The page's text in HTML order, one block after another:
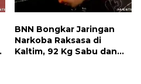
BNN Bongkar Jaringan
Narkoba Raksasa di
Kaltim, 92 Kg Sabu dan